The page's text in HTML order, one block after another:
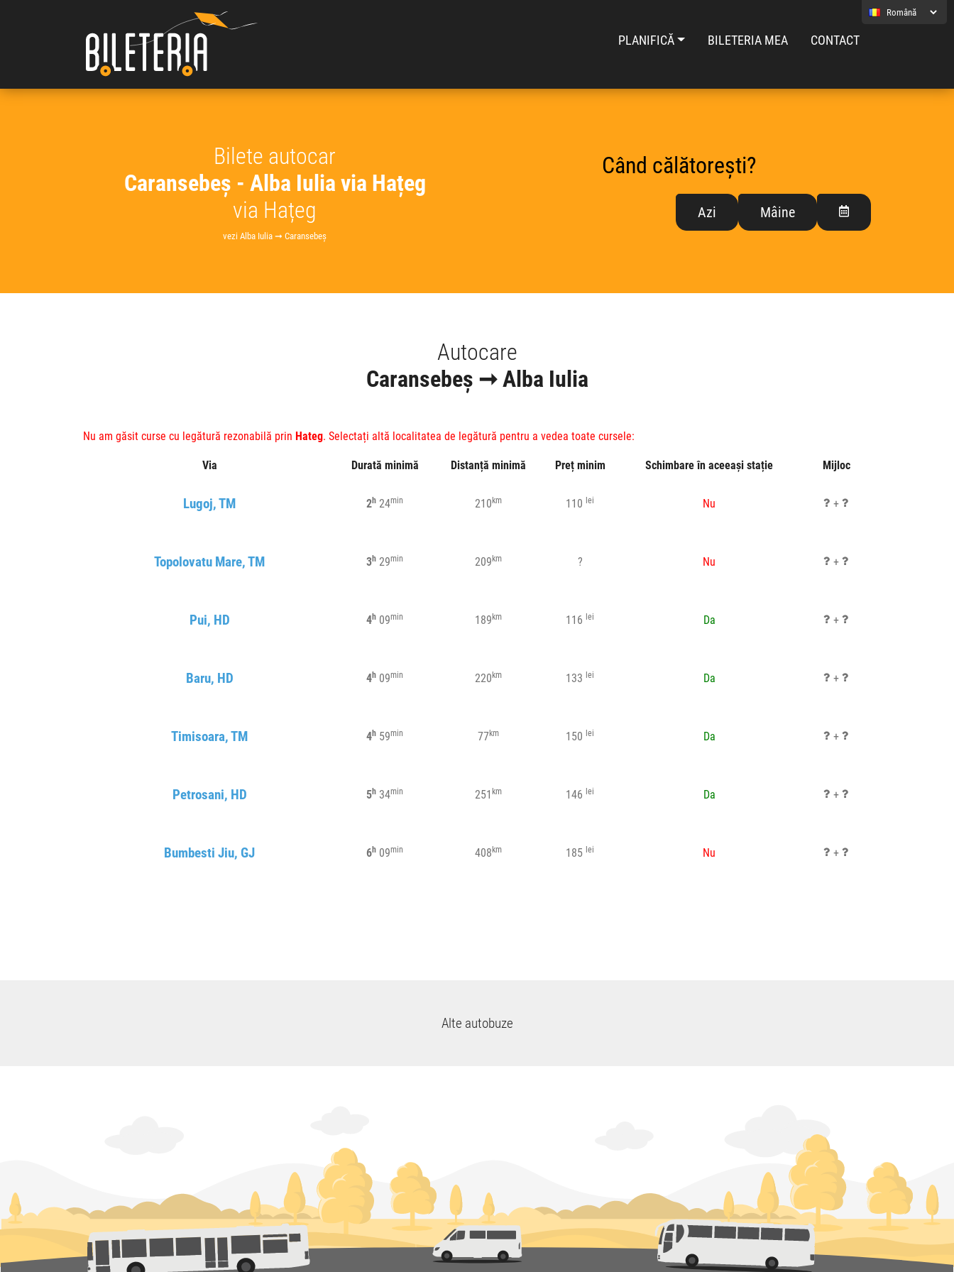
PLANIFICĂ BILETERIA MEA CONTACT
Bilete autocar
Caransebeș - Alba Iulia via Hațeg
via Hațeg
vezi Alba Iulia ➞ Caransebeș
Când călătorești?
Azi Mâine
Autocare
Caransebeș ➞ Alba Iulia
Nu am găsit curse cu legătură rezonabilă prin Hateg. Selectați altă localitatea de legătură pentru a vedea toate cursele:
Via Durată minimă Distanță minimă Preț minim Schimbare în aceeași stație Mijloc
Lugoj, TM 2h 24min 210 km 110 lei Nu +
Topolovatu Mare, TM 3h 29min 209 km ? Nu +
Pui, HD 4h 09min 189 km 116 lei Da +
Baru, HD 4h 09min 220 km 133 lei Da +
Timisoara, TM 4h 59min 77km 150 lei Da +
Petrosani, HD 5h 34min 251 km 146 lei Da +
Bumbesti Jiu, GJ 6h 09min 408 km 185 lei Nu +
Alte autobuze